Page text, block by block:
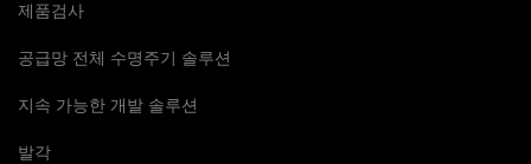
제품검사
공급망 전체 수명주기 솔루션
지속 가능한 개발 솔루션
발각